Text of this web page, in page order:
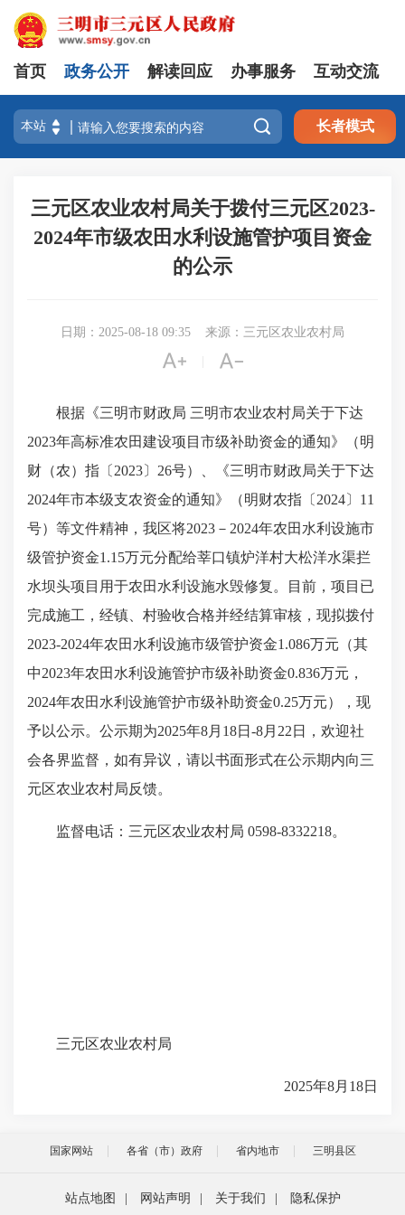
首页 政务公开 解读回应 办事服务 互动交流
 长者模式
三元区农业农村局关于拨付三元区2023-
2024年市级农田水利设施管护项目资金
的公示
日期：2025-08-18 09:35 来源：三元区农业农村局
 
根据《三明市财政局 三明市农业农村局关于下达
2023年高标准农田建设项目市级补助资金的通知》（明
财（农）指〔2023〕26号）、《三明市财政局关于下达
2024年市本级支农资金的通知》（明财农指〔2024〕11
号）等文件精神，我区将2023－2024年农田水利设施市
级管护资金1.15万元分配给莘口镇炉洋村大松洋水渠拦
水坝头项目用于农田水利设施水毁修复。目前，项目已
完成施工，经镇、村验收合格并经结算审核，现拟拨付
2023-2024年农田水利设施市级管护资金1.086万元（其
中2023年农田水利设施管护市级补助资金0.836万元，
2024年农田水利设施管护市级补助资金0.25万元），现
予以公示。公示期为2025年8月18日-8月22日，欢迎社
会各界监督，如有异议，请以书面形式在公示期内向三
元区农业农村局反馈。
监督电话：三元区农业农村局 0598-8332218。
三元区农业农村局
2025年8月18日
国家网站 各省（市）政府 省内地市 三明县区
站点地图 网站声明 关于我们 隐私保护